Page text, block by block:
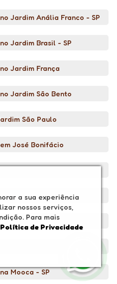
Jardim Anália Franco - SP
Jardim Brasil - SP
Jardim França
Jardim São Bento
São Paulo
José Bonifácio
- SP
Mogi das Cruzes
Mooca - SP
a sua experiência
nossos serviços,
Para mais
Política de Privacidade